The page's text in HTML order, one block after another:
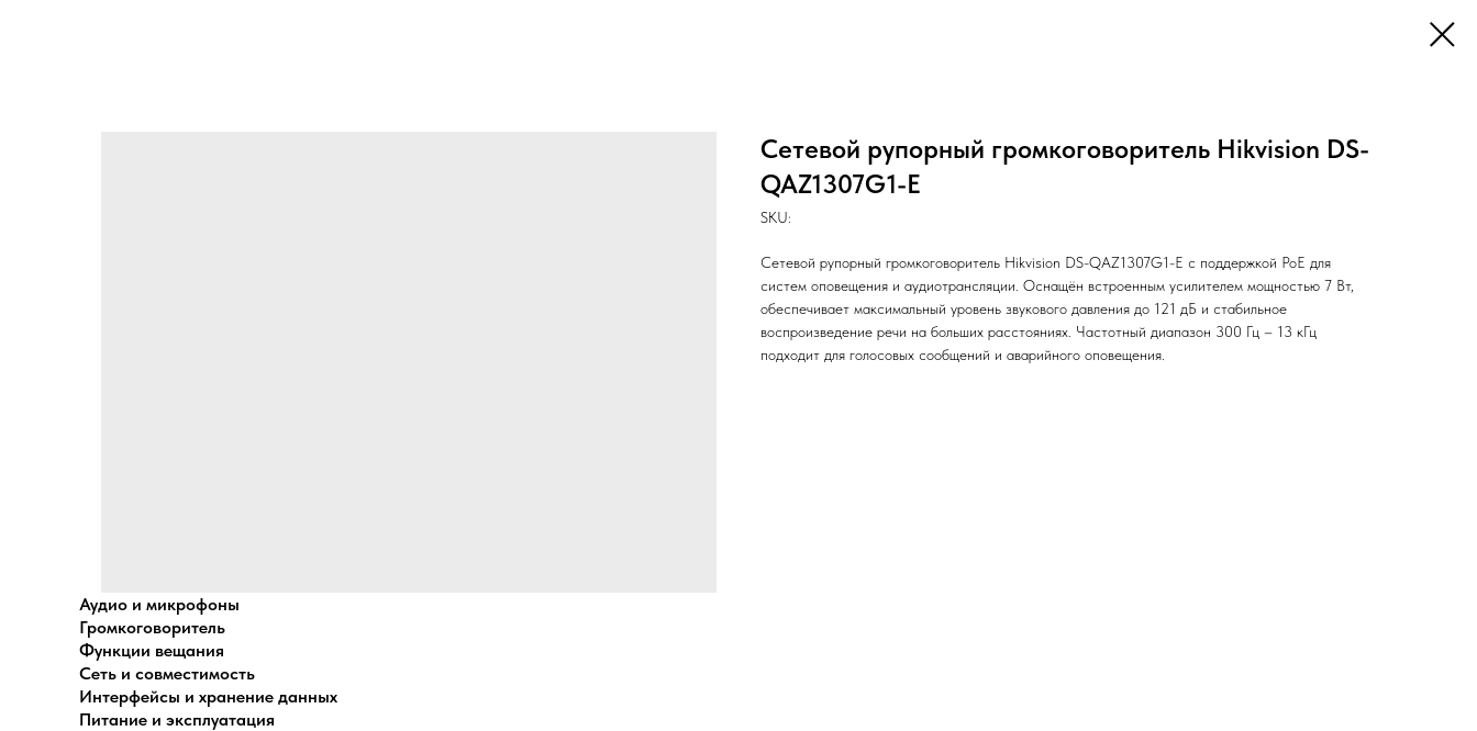
Сетевой рупорный громкоговоритель Hikvision DS-
QAZ1307G1-E
SKU:
Сетевой рупорный громкоговоритель Hikvision DS-QAZ1307G1-E с поддержкой PoE для
систем оповещения и аудиотрансляции. Оснащён встроенным усилителем мощностью 7 Вт,
обеспечивает максимальный уровень звукового давления до 121 дБ и стабильное
воспроизведение речи на больших расстояниях. Частотный диапазон 300 Гц – 13 кГц
подходит для голосовых сообщений и аварийного оповещения.
Аудио и микрофоны
Громкоговоритель
Функции вещания
Сеть и совместимость
Интерфейсы и хранение данных
Питание и эксплуатация